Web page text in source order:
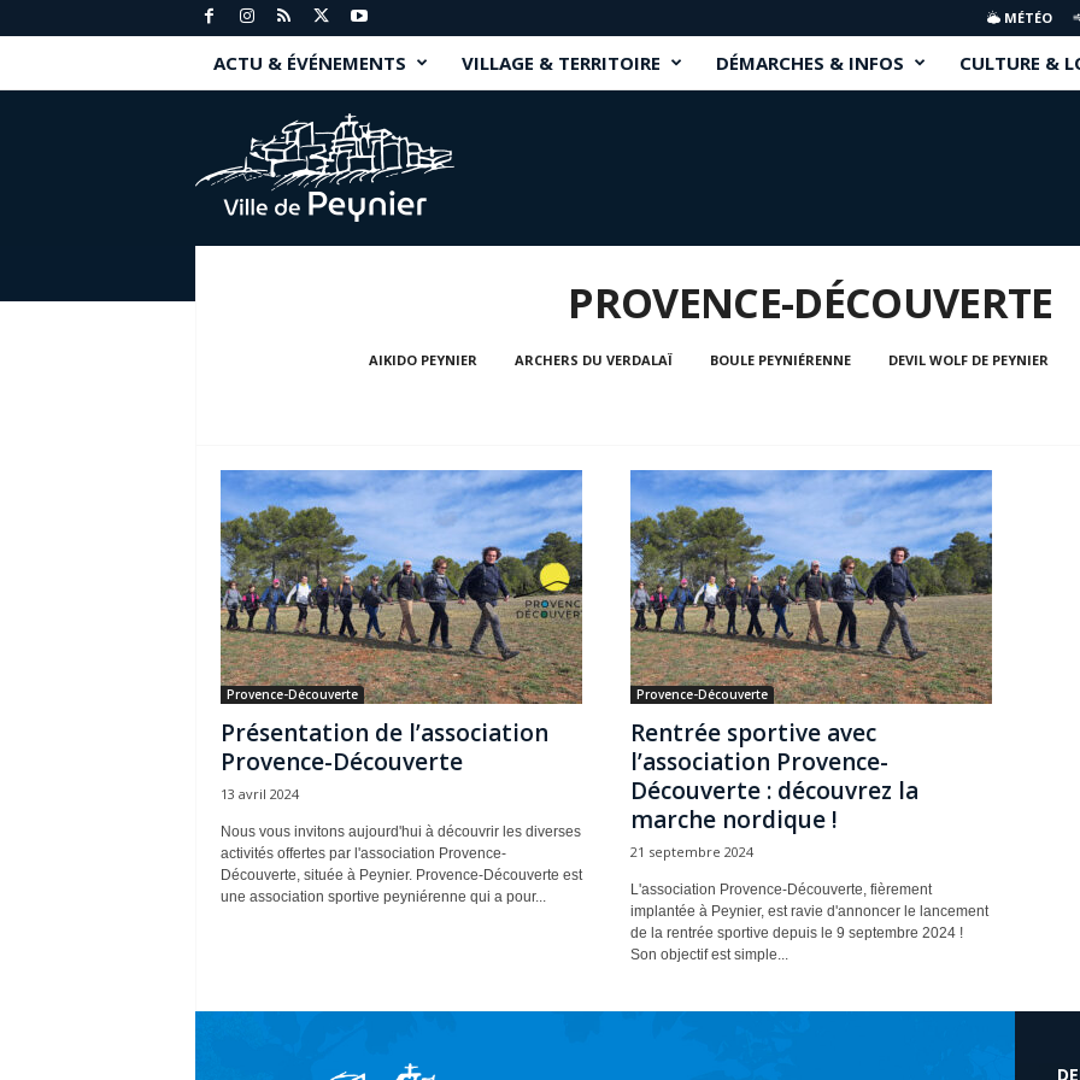
MÉTÉO
ACTU & ÉVÉNEMENTS VILLAGE & TERRITOIRE DÉMARCHES & INFOS CULTURE &
n
PROVENCE-DÉCOUVERTE
AIKIDO PEYNIER ARCHERS DU VERDALAÏ BOULE PEYNIÉRENNE DEVIL WOLF DE PEYNIER
Provence-Découverte
Présentation de l’association
Provence-Découverte
13 avril 2024
Nous vous invitons aujourd'hui à découvrir les diverses
activités offertes par l'association Provence-
Découverte, située à Peynier. Provence-Découverte est
une association sportive peyniérenne qui a pour...
Provence-Découverte
Rentrée sportive avec
l’association Provence-
Découverte : découvrez la
marche nordique !
21 septembre 2024
L'association Provence-Découverte, fièrement
implantée à Peynier, est ravie d'annoncer le lancement
de la rentrée sportive depuis le 9 septembre 2024 !
Son objectif est simple...